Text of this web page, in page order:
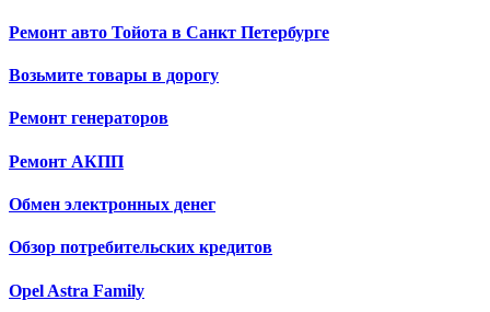
Ремонт авто Тойота в Санкт Петербурге
Возьмите товары в дорогу
Ремонт генераторов
Ремонт АКПП
Обмен электронных денег
Обзор потребительских кредитов
Opel Astra Family